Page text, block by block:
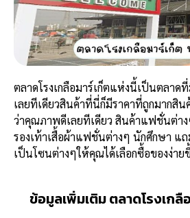
ตลาดโรงเกลือมาร์เก็ตแห่งนี้เป็นตลาด
เลยทีเดียวสินค้าที่นี่ก็มีราคาที่ถูกมากสิน
ว่าคุณภาพดีเลยทีเดียว สินค้าแฟชั่นต่า
รองเท้าเสื้อผ้าแฟชั่นต่างๆ นักศึกษา แ
เป็นโซนต่างๆให้คุณได้เลือกซื้อของง่าย
ข้อมูลเพิ่มเติม ตลาดโรงเกลื